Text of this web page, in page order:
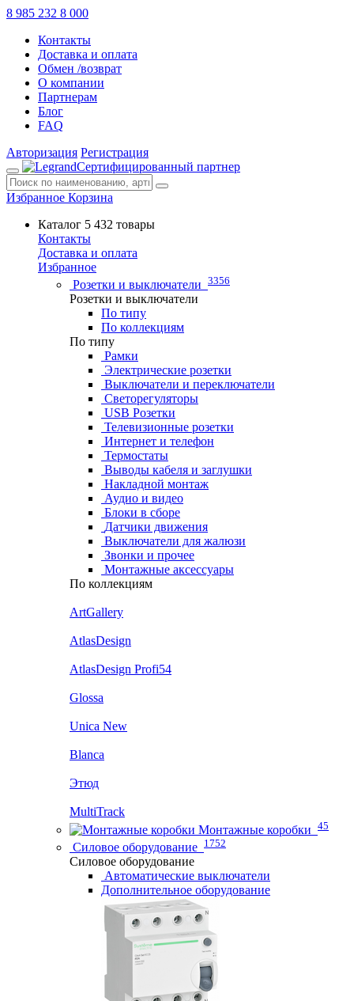
8 985 232 8 000
Контакты
Доставка и оплата
Обмен /возврат
О компании
Партнерам
Блог
FAQ
Авторизация Регистрация
Сертифицированный партнер
Избранное Корзина
Каталог 5 432 товары
Контакты
Доставка и оплата
Избранное
Розетки и выключатели 3356
Розетки и выключатели
По типу
По коллекциям
По типу
Рамки
Электрические розетки
Выключатели и переключатели
Светорегуляторы
USB Розетки
Телевизионные розетки
Интернет и телефон
Термостаты
Выводы кабеля и заглушки
Накладной монтаж
Аудио и видео
Блоки в сборе
Датчики движения
Выключатели для жалюзи
Звонки и прочее
Монтажные аксессуары
По коллекциям
ArtGallery
AtlasDesign
AtlasDesign Profi54
Glossa
Unica New
Blanca
Этюд
MultiTrack
Монтажные коробки 45
Силовое оборудование 1752
Силовое оборудование
Автоматические выключатели
Дополнительное оборудование